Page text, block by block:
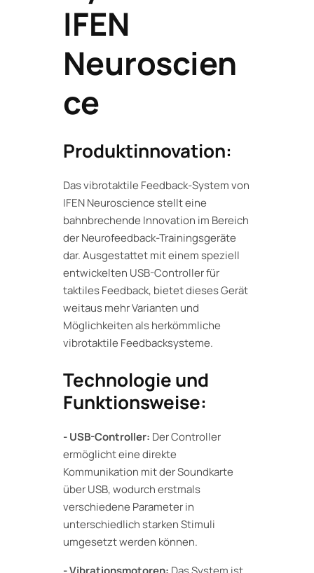
IFEN
Neuroscien
ce
Produktinnovation:
Das vibrotaktile Feedback-System von
IFEN Neuroscience stellt eine
bahnbrechende Innovation im Bereich
der Neurofeedback-Trainingsgeräte
dar. Ausgestattet mit einem speziell
entwickelten USB-Controller für
taktiles Feedback, bietet dieses Gerät
weitaus mehr Varianten und
Möglichkeiten als herkömmliche
vibrotaktile Feedbacksysteme.
Technologie und
Funktionsweise:
- USB-Controller: Der Controller
ermöglicht eine direkte
Kommunikation mit der Soundkarte
über USB, wodurch erstmals
verschiedene Parameter in
unterschiedlich starken Stimuli
umgesetzt werden können.